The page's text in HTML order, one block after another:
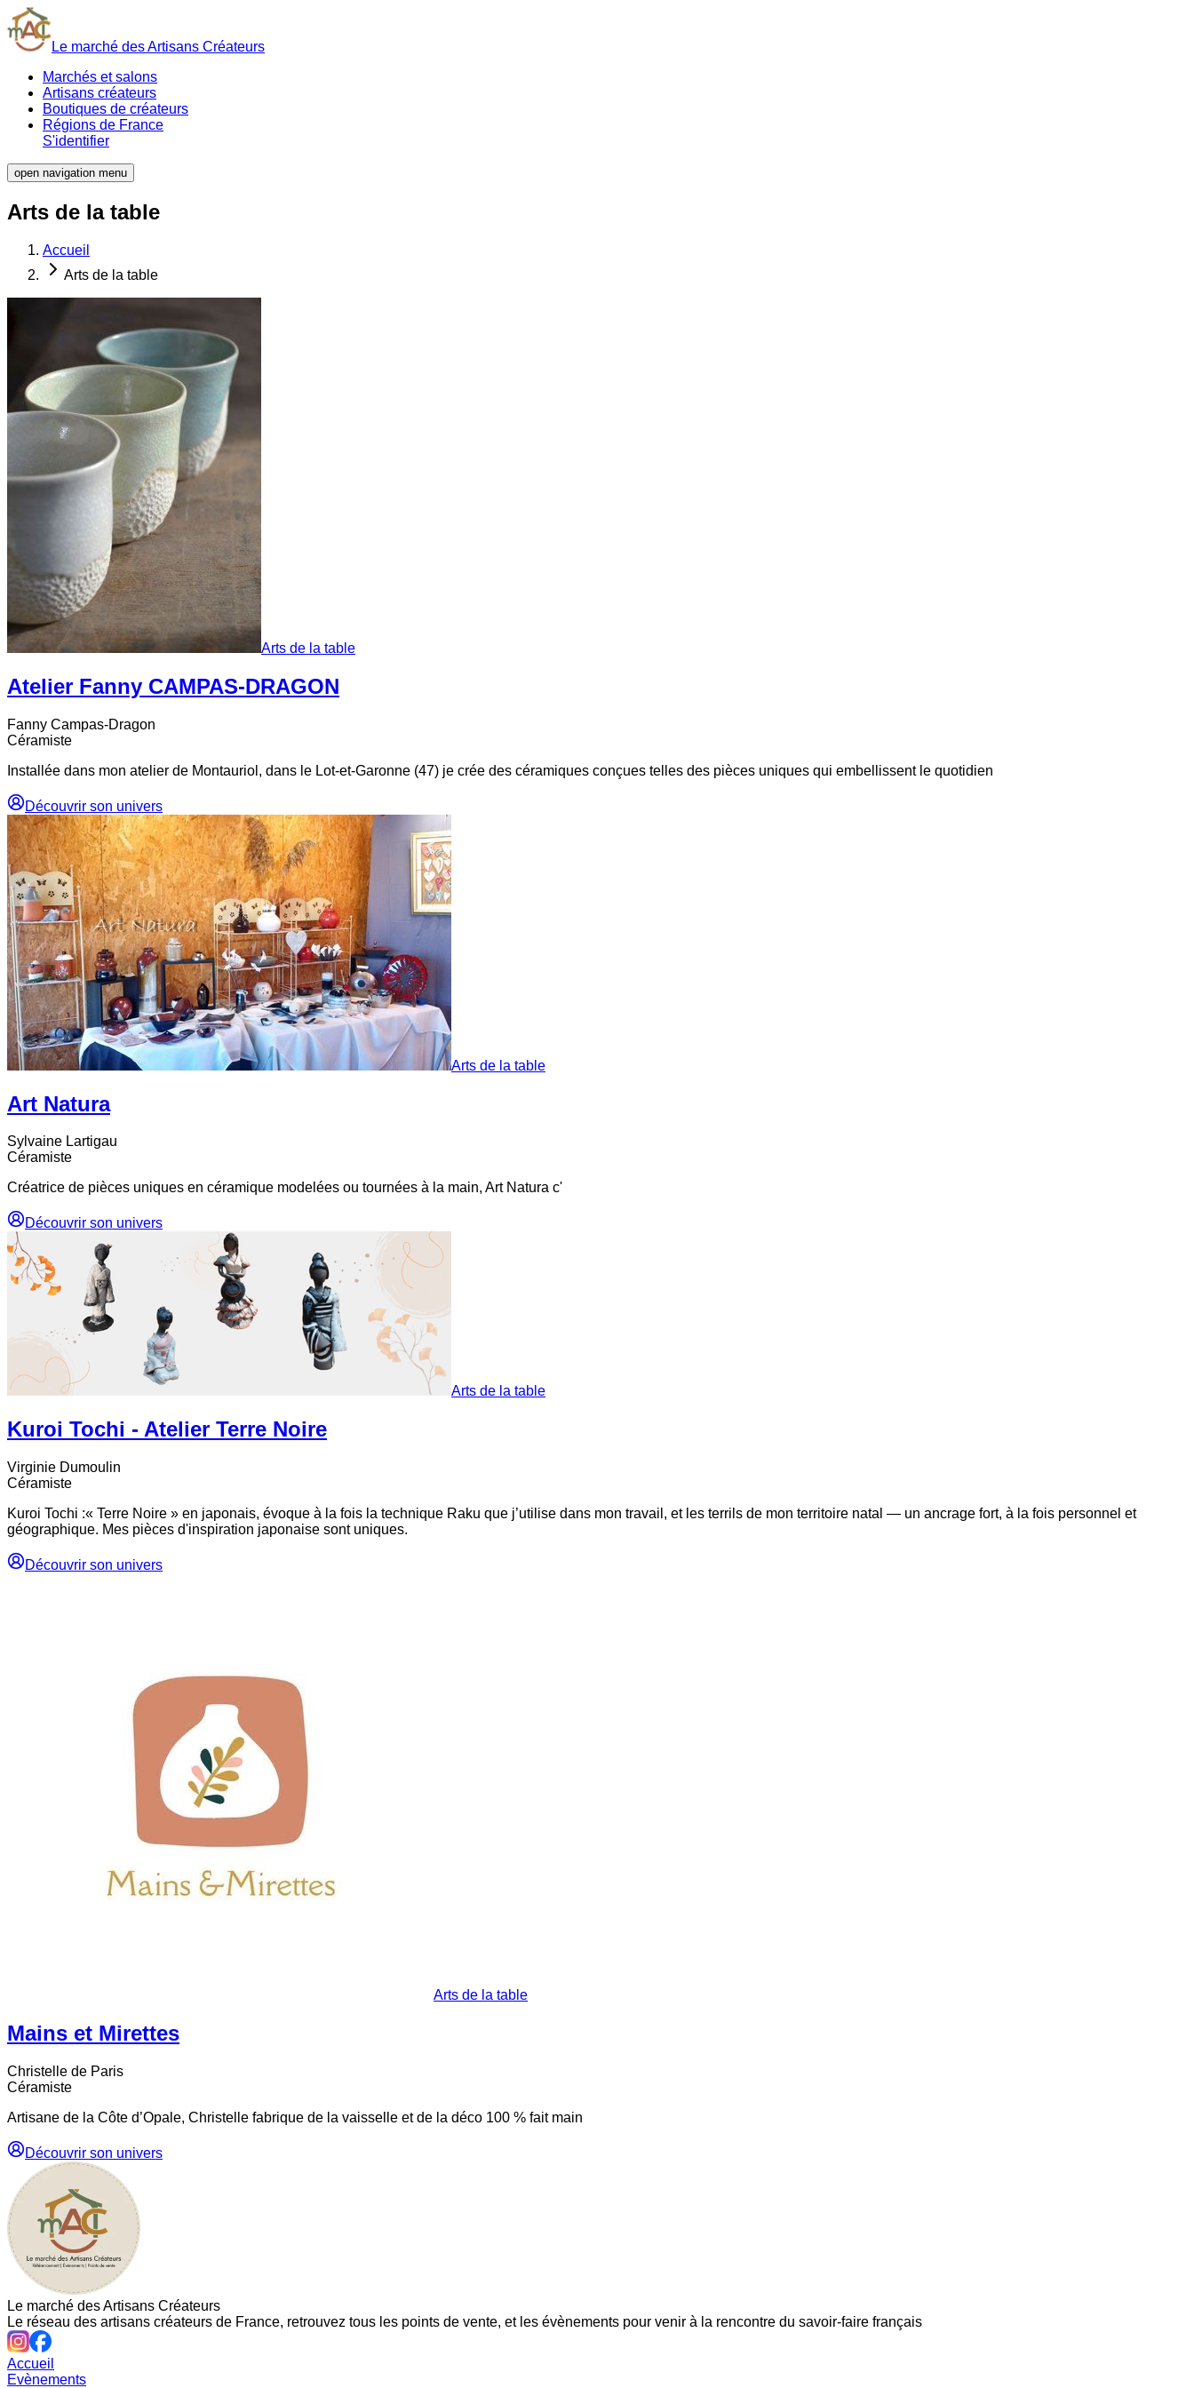
Le marché des Artisans Créateurs
Marchés et salons
Artisans créateurs
Boutiques de créateurs
Régions de France
S'identifier
open navigation menu
Arts de la table
Accueil
Arts de la table
Arts de la table
Atelier Fanny CAMPAS-DRAGON
Fanny Campas-Dragon
Céramiste
Installée dans mon atelier de Montauriol, dans le Lot-et-Garonne (47) je crée des céramiques conçues telles des pièces uniques qui embellissent le quotidien
Découvrir son univers
Arts de la table
Art Natura
Sylvaine Lartigau
Céramiste
Créatrice de pièces uniques en céramique modelées ou tournées à la main, Art Natura c'
Découvrir son univers
Arts de la table
Kuroi Tochi - Atelier Terre Noire
Virginie Dumoulin
Céramiste
Kuroi Tochi :« Terre Noire » en japonais, évoque à la fois la technique Raku que j’utilise dans mon travail, et les terrils de mon territoire natal — un ancrage fort, à la fois personnel et
géographique. Mes pièces d'inspiration japonaise sont uniques.
Découvrir son univers
Arts de la table
Mains et Mirettes
Christelle de Paris
Céramiste
Artisane de la Côte d’Opale, Christelle fabrique de la vaisselle et de la déco 100 % fait main
Découvrir son univers
Le marché des Artisans Créateurs
Le réseau des artisans créateurs de France, retrouvez tous les points de vente, et les évènements pour venir à la rencontre du savoir-faire français
Accueil
Evènements